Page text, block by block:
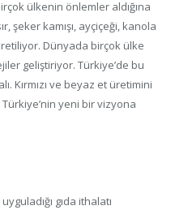
ülkenin önlemler aldığına
şeker kamışı, ayçiçeği, kanola
Dünyada birçok ülke
geliştiriyor. Türkiye’de bu
Kırmızı ve beyaz et üretimini
Türkiye’nin yeni bir vizyona
gıda ithalatı